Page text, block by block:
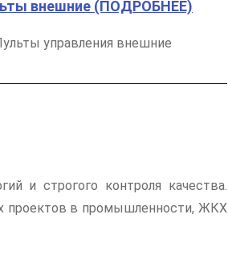
внешние (ПОДРОБНЕЕ)
управления внешние
и строгого контроля качества.
проектов в промышленности, ЖКХ